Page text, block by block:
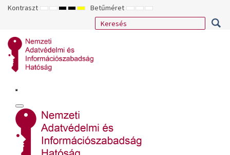
Kontraszt ALAPÉRTELMEZETT
ÉJSZAKAI
NAGY
KONTRASZTÚ
NAGY
KONTRASZTÚ
NAGY
KONTRASZTÚ
SÁRGA
FEKETE
Betűméret KISEBB
BETŰTÍPUS
ALAPÉRTELMEZETT
BETŰMÉRET
NAGYOBB
BETŰMÉRET